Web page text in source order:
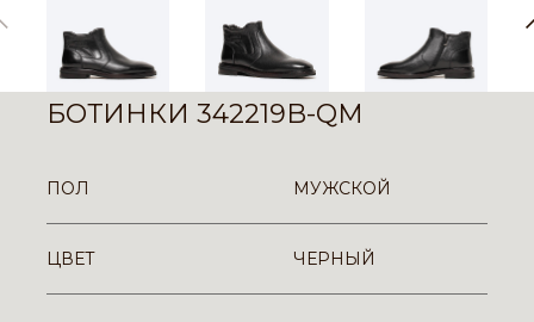
БОТИНКИ 342219B-QM
ПОЛ МУЖСКОЙ
ЦВЕТ ЧЕРНЫЙ